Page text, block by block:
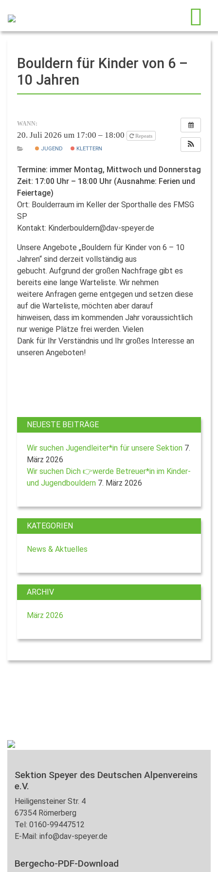
Bouldern für Kinder von 6 –
10 Jahren
WANN:
20. Juli 2026 um 17:00 – 18:00 Repeats
JUGEND KLETTERN
Termine: immer Montag, Mittwoch und Donnerstag
Zeit: 17:00 Uhr – 18:00 Uhr (Ausnahme: Ferien und
Feiertage)
Ort: Boulderraum im Keller der Sporthalle des FMSG
SP
Kontakt: Kinderbouldern@dav-speyer.de
Unsere Angebote „Bouldern für Kinder von 6 – 10
Jahren“ sind derzeit vollständig aus
gebucht. Aufgrund der großen Nachfrage gibt es
bereits eine lange Warteliste. Wir nehmen
weitere Anfragen gerne entgegen und setzen diese
auf die Warteliste, möchten aber darauf
hinweisen, dass im kommenden Jahr voraussichtlich
nur wenige Plätze frei werden. Vielen
Dank für Ihr Verständnis und Ihr großes Interesse an
unseren Angeboten!
NEUESTE BEITRÄGE
Wir suchen Jugendleiter*in für unsere Sektion 7.
März 2026
Wir suchen Dich 👉werde Betreuer*in im Kinder-
und Jugendbouldern 7. März 2026
KATEGORIEN
News & Aktuelles
ARCHIV
März 2026
Sektion Speyer des Deutschen Alpenvereins
e.V.
Heiligensteiner Str. 4
67354 Römerberg
Tel: 0160-99447512
E-Mail: info@dav-speyer.de
Bergecho-PDF-Download